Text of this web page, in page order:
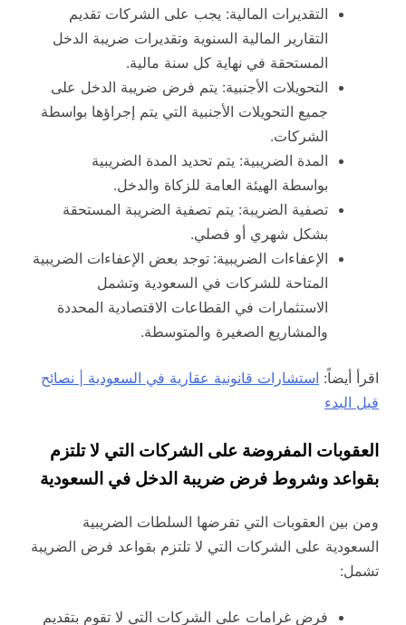
التقديرات المالية: يجب على الشركات تقديم
التقارير المالية السنوية وتقديرات ضريبة الدخل
المستحقة في نهاية كل سنة مالية.
التحويلات الأجنبية: يتم فرض ضريبة الدخل على
جميع التحويلات الأجنبية التي يتم إجراؤها بواسطة
الشركات.
المدة الضريبية: يتم تحديد المدة الضريبية
بواسطة الهيئة العامة للزكاة والدخل.
تصفية الضريبة: يتم تصفية الضريبة المستحقة
بشكل شهري أو فصلي.
الإعفاءات الضريبية: توجد بعض الإعفاءات الضريبية
المتاحة للشركات في السعودية وتشمل
الاستثمارات في القطاعات الاقتصادية المحددة
والمشاريع الصغيرة والمتوسطة.
اقرأ أيضاً: استشارات قانونية عقارية في السعودية | نصائح
قبل البدء
العقوبات المفروضة على الشركات التي لا تلتزم
بقواعد وشروط فرض ضريبة الدخل في السعودية
ومن بين العقوبات التي تفرضها السلطات الضريبية
السعودية على الشركات التي لا تلتزم بقواعد فرض الضريبة
تشمل:
فرض غرامات على الشركات التي لا تقوم بتقديم